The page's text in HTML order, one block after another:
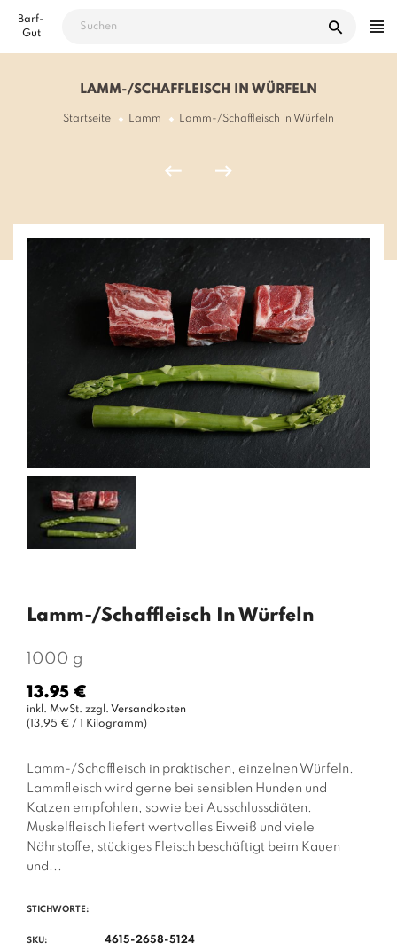
zum
Inhalt
Barf-
Gut
LAMM-/SCHAFFLEISCH IN WÜRFELN
Startseite Lamm Lamm-/Schaffleisch in Würfeln
Lamm-/Schaffleisch In Würfeln
1000 g
Normaler
Preis
13.95 €
inkl. MwSt. zzgl. Versandkosten
(13,95 € / 1 Kilogramm)
Lamm-/Schaffleisch in praktischen, einzelnen Würfeln.
Lammfleisch wird gerne bei sensiblen Hunden und
Katzen empfohlen, sowie bei Ausschlussdiäten.
Muskelfleisch liefert wertvolles Eiweiß und viele
Nährstoffe, stückiges Fleisch beschäftigt beim Kauen
und...
STICHWORTE:
SKU: 4615-2658-5124